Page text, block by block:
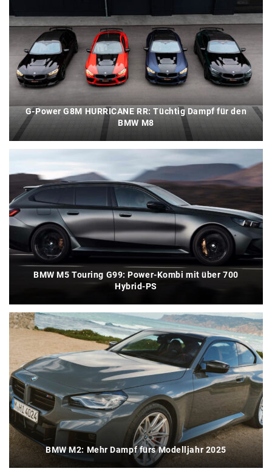
G-Power G8M HURRICANE RR: Tüchtig Dampf für den
BMW M8
BMW M5 Touring G99: Power-Kombi mit über 700
Hybrid-PS
BMW M2: Mehr Dampf fürs Modelljahr 2025